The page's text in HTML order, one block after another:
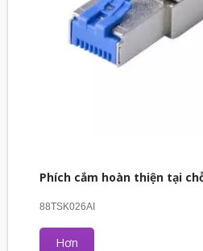
Phích cắm hoàn thiện tại
88TSK026AI
Hơn